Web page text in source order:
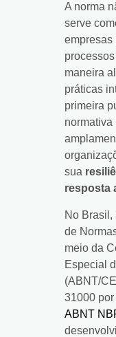
A norma
serve
empresas
maneira
práticas
primeira
normativa
sua
resposta
No Brasil,
de
meio da
Especial
(ABNT/
31000
ABNT